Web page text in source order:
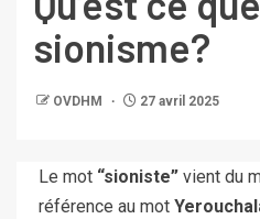
sionisme?
OVDHM 27 avril 2025
Le mot “sioniste” vient du
référence au mot